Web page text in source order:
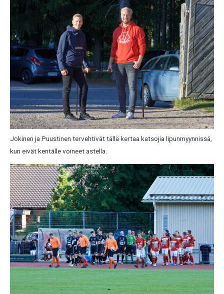
Jokinen ja Puustinen tervehtivät tällä kertaa katsojia lipunmyynnissä,
kun eivät kentälle voineet astella.